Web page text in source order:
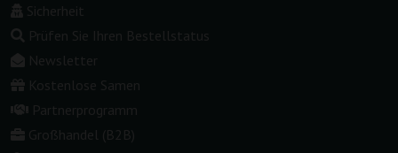
Sicherheit
Prüfen Sie Ihren Bestellstatus
Newsletter
Kostenlose Samen
Partnerprogramm
Großhandel (B2B)